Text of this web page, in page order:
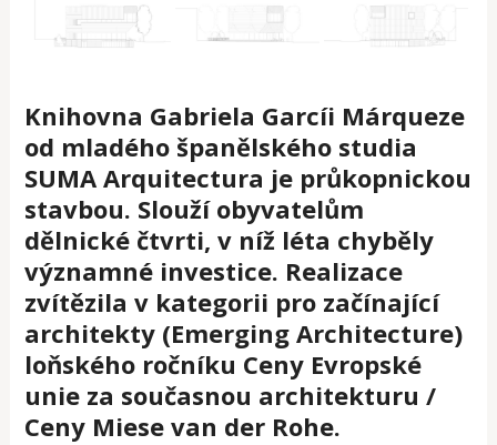
Knihovna Gabriela Garcíi Márqueze
od mladého španělského studia
SUMA Arquitectura je průkopnickou
stavbou. Slouží obyvatelům
dělnické čtvrti, v níž léta chyběly
významné investice. Realizace
zvítězila v kategorii pro začínající
architekty (Emerging Architecture)
loňského ročníku Ceny Evropské
unie za současnou architekturu /
Ceny Miese van der Rohe.